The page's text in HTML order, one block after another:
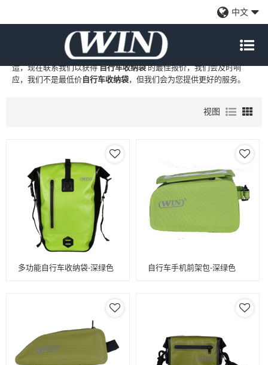
中文
自行车收纳袋 的专业中国制造商和供应商，我们提供定制批发
工厂、自有品牌自行车收纳袋和
造，现在联系我们以获得自行车收纳袋的最佳报价，我们会及时响
应，我们不是最低价自行车收纳袋，但我们会为您提供更好的服务。
视图
多功能自行车收纳袋-深绿色 自行车手机前架包-深绿色